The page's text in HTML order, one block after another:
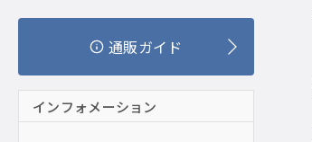
通販ガイド
インフォメーション